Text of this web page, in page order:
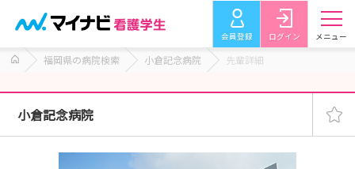
会員登録 ログイン メニュー
福岡県の病院検索 小倉記念病院 先輩詳細
小倉記念病院